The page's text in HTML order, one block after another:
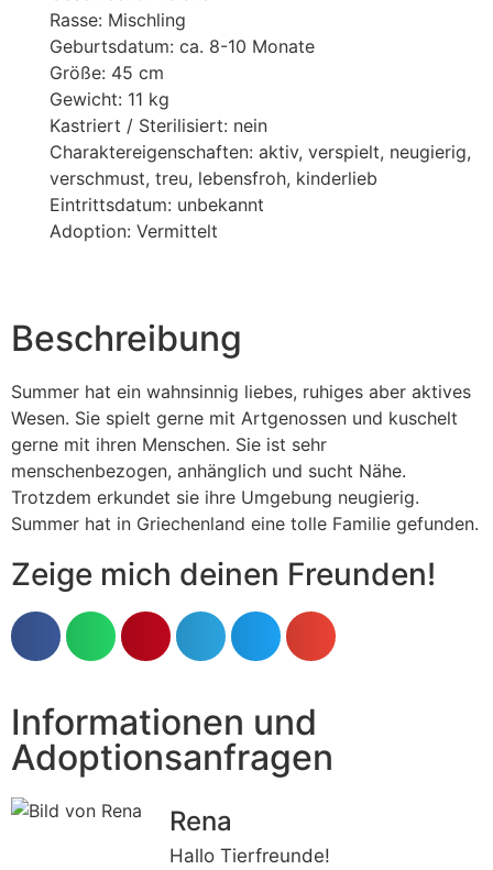
Rasse: Mischling
Geburtsdatum: ca. 8-10 Monate
Größe: 45 cm
Gewicht: 11 kg
Kastriert / Sterilisiert: nein
Charaktereigenschaften: aktiv, verspielt, neugierig,
verschmust, treu, lebensfroh, kinderlieb
Eintrittsdatum: unbekannt
Adoption: Vermittelt
Beschreibung
Summer hat ein wahnsinnig liebes, ruhiges aber aktives
Wesen. Sie spielt gerne mit Artgenossen und kuschelt
gerne mit ihren Menschen. Sie ist sehr
menschenbezogen, anhänglich und sucht Nähe.
Trotzdem erkundet sie ihre Umgebung neugierig.
Summer hat in Griechenland eine tolle Familie gefunden.
Zeige mich deinen Freunden!
Informationen und
Adoptionsanfragen
Rena
Hallo Tierfreunde!